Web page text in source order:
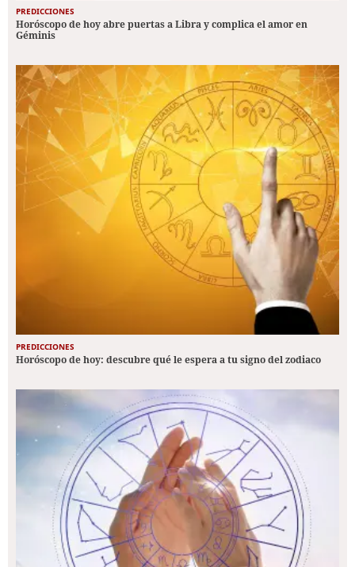
PREDICCIONES
Horóscopo de hoy abre puertas a Libra y complica el amor en
Géminis
PREDICCIONES
Horóscopo de hoy: descubre qué le espera a tu signo del zodiaco